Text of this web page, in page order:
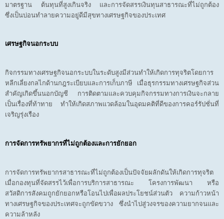
มาตรฐาน ต้นทุนที่สูงเกินจริง และการจัดสรรเงินทุนสาธารณะที่ไม่ถูกต้อง
ซึ่งเป็นบ่อนทำลายความอยู่ดีมีสุขทางเศรษฐกิจของประเทศ
เศรษฐกิจนอกระบบ
กิจกรรมทางเศรษฐกิจนอกระบบในระดับสูงมีส่วนทำให้เกิดการทุจริตโดยการ
หลีกเลี่ยงกลไกด้านกฎระเบียบและการเก็บภาษี เมื่อธุรกรรมทางเศรษฐกิจส่วน
สำคัญเกิดขึ้นนอกบัญชี การติดตามและควบคุมกิจกรรมทางการเงินจะกลาย
เป็นเรื่องที่ท้าทาย ทำให้เกิดสภาพแวดล้อมในอุดมคติที่ดีของการคอร์รัปชั่นที่
เจริญรุ่งเรือง
การจัดการทรัพยากรที่ไม่ถูกต้องและการยักยอก
การจัดการทรัพยากรสาธารณะที่ไม่ถูกต้องเป็นปัจจัยผลักดันให้เกิดการทุจริต
เมื่อกองทุนที่จัดสรรไว้เพื่อการบริการสาธารณะ โครงการพัฒนา หรือ
สวัสดิการสังคมถูกยักยอกหรือโอนไปเพื่อผลประโยชน์ส่วนตัว ความก้าวหน้า
ทางเศรษฐกิจของประเทศจะถูกขัดขวาง ซึ่งนำไปสู่วงจรของความยากจนและ
ความล้าหลัง